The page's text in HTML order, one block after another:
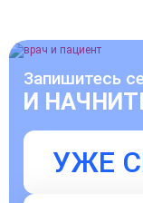
Запишитесь
И
УЖЕ